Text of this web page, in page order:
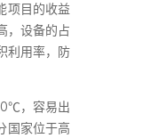
项目的收益
，设备的占
利用率，防
，容易出
国家位于高